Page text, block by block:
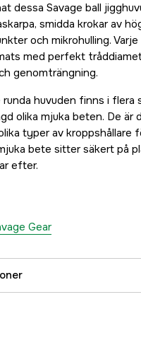
dessa Savage ball
smidda krokar av
och mikrohulling.
med perfekt
genomträngning.
huvuden finns i flera
olika mjuka beten. De är
typer av kroppshållare
bete sitter säkert på
efter.
Gear